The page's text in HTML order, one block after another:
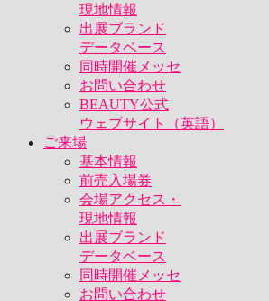
現地情報
出展ブランド
データベース
同時開催メッセ
お問い合わせ
BEAUTY公式
ウェブサイト（英語）
ご来場
基本情報
前売入場券
会場アクセス・
現地情報
出展ブランド
データベース
同時開催メッセ
お問い合わせ